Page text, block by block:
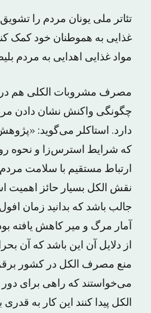
تئاتر ملی یونان مردم را
غذایی به هموطنان خود کمک
مواد غذایی اهدایی به مردم
مصرف مشروبات الکلی هم در
چگونگی واکنش نشان دادن
دارد. استاکلر می‌گوید:
که شرایط استرس‌زا و نحوه
ارتباط مستقیم با سلامت
نقش الکل بسیار حائز اهمیت
جالب باشد که بدانید زمان
آمار مرگ و میر کاهش یافته
از دلایل آن این باشد که آن
منع مصرف الکل در کشور
می‌خواستند که راهی برای
الکل پیدا کنند این کار به